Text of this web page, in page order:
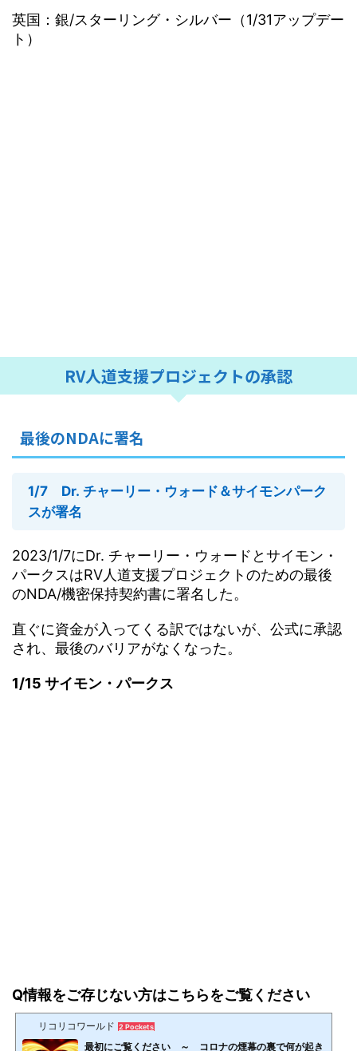
英国：銀/スターリング・シルバー（1/31アップデー
ト）
RV人道支援プロジェクトの承認
最後のNDAに署名
1/7 Dr. チャーリー・ウォード＆サイモンパーク
スが署名
2023/1/7にDr. チャーリー・ウォードとサイモン・
パークスはRV人道支援プロジェクトのための最後
のNDA/機密保持契約書に署名した。
直ぐに資金が入ってくる訳ではないが、公式に承認
され、最後のバリアがなくなった。
1/15 サイモン・パークス
Q情報をご存じない方はこちらをご覧ください
リコリコワールド 2 Pockets
最初にご覧ください ～ コロナの煙幕の裏で何が起き